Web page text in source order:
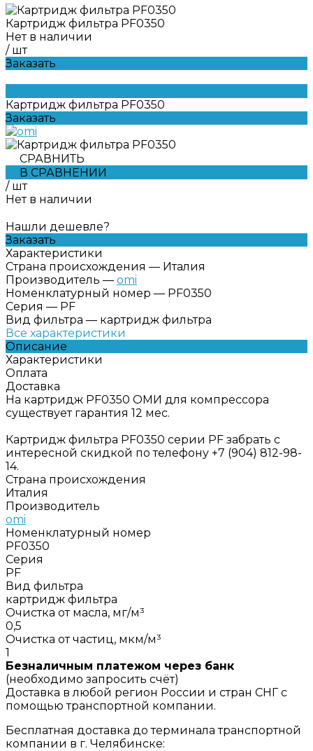
Картридж фильтра PF0350
Нет в наличии
/ шт
Заказать
Картридж фильтра PF0350
Заказать
СРАВНИТЬ
В СРАВНЕНИИ
/ шт
Нет в наличии
Нашли дешевле?
Заказать
Характеристики
Страна происхождения — Италия
Производитель — omi
Номенклатурный номер — PF0350
Серия — PF
Вид фильтра — картридж фильтра
Все характеристики
Описание
Характеристики
Оплата
Доставка
На картридж PF0350 ОМИ для компрессора
существует гарантия 12 мес.
Картридж фильтра PF0350 серии PF забрать с
интересной скидкой по телефону +7 (904) 812-98-
14.
Страна происхождения
Италия
Производитель
omi
Номенклатурный номер
PF0350
Серия
PF
Вид фильтра
картридж фильтра
Очистка от масла, мг/м³
0,5
Очистка от частиц, мкм/м³
1
Безналичным платежом через банк
(необходимо запросить счёт)
Доставка в любой регион России и стран СНГ с
помощью транспортной компании.
Бесплатная доставка до терминала транспортной
компании в г. Челябинске: